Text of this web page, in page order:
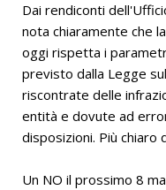
Dai rendiconti
nota chiaramente che
oggi rispetta i
previsto dalla Legge
riscontrate delle
entità e dovute ad
disposizioni. Più chiaro
Un NO il prossimo 8